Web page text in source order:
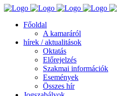
Főoldal
A kamaráról
hírek / aktualitások
Oktatás
Előrejelzés
Szakmai információk
Események
Összes hír